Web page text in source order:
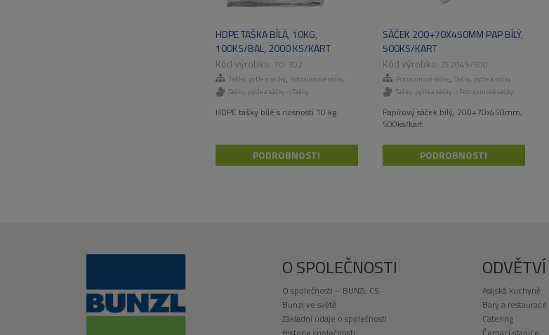
HDPE TAŠKA BÍLÁ, 10KG,
100KS/BAL, 2000 KS/KART
T0-302
Tašky, pytle a sáčky, Potravinové sáčky
Tašky, pytle a sáčky->Tašky
HDPE tašky bílé s nosností 10 kg.
PODROBNOSTI
SÁČEK 200+70X450MM PAP BÍLÝ,
500KS/KART
ZE2045/500
Potravinové sáčky, Tašky, pytle a sáčky
Tašky, pytle a sáčky->Potravinové sáčky
Papírový sáček bílý, 200+70x450mm,
500ks/kart
PODROBNOSTI
O SPOLEČNOSTI
O společnosti – BUNZL CS
Bunzl ve světě
Základní údaje o společnosti
ODVĚTVÍ
Asijská kuchyně
Bary a restaurace
Catering